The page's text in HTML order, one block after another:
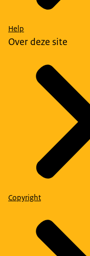
Help
Over deze site
Copyright